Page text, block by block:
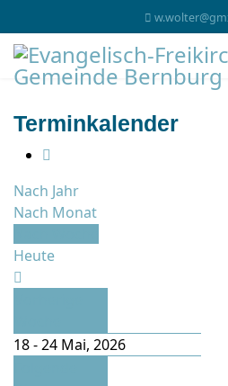
Terminkalender
Nach Jahr
Nach Monat
Heute
18 - 24 Mai, 2026